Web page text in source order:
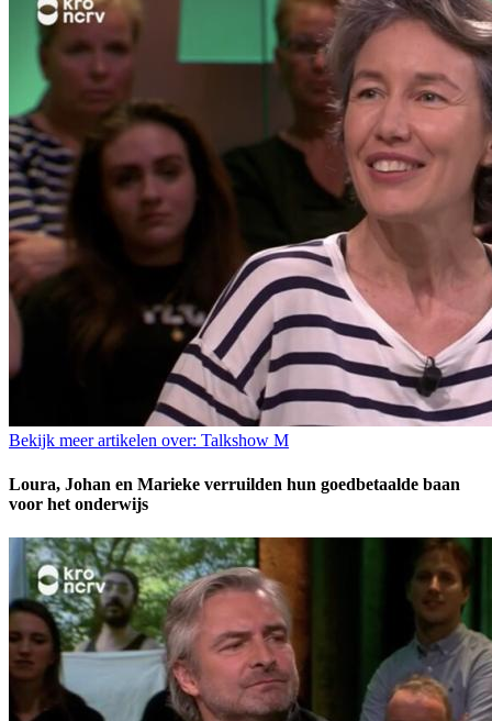
Bekijk meer artikelen over: Talkshow M
Loura, Johan en Marieke verruilden hun goedbetaalde baan
voor het onderwijs